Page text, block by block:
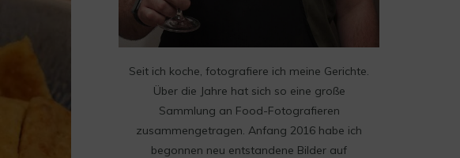
Seit ich koche, fotografiere ich meine Gerichte.
Über die Jahre hat sich so eine große
Sammlung an Food-Fotografieren
zusammengetragen. Anfang 2016 habe ich
begonnen neu entstandene Bilder auf